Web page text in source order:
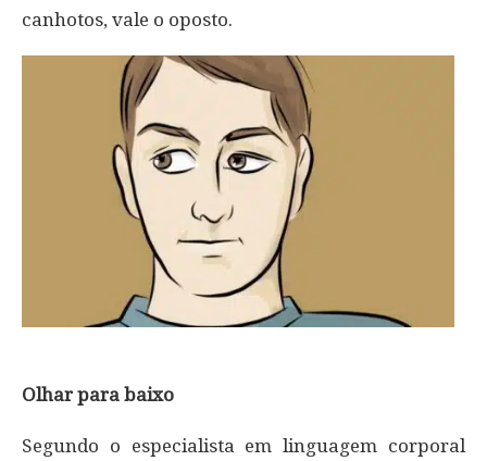
canhotos, vale o oposto.
Olhar para baixo
Segundo o especialista em linguagem corporal